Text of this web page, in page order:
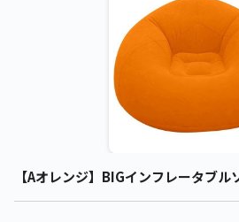
【Aオレンジ】BIGインフレータブ